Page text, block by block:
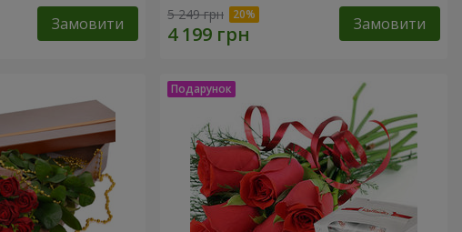
Замовити 5 249 грн Замовити